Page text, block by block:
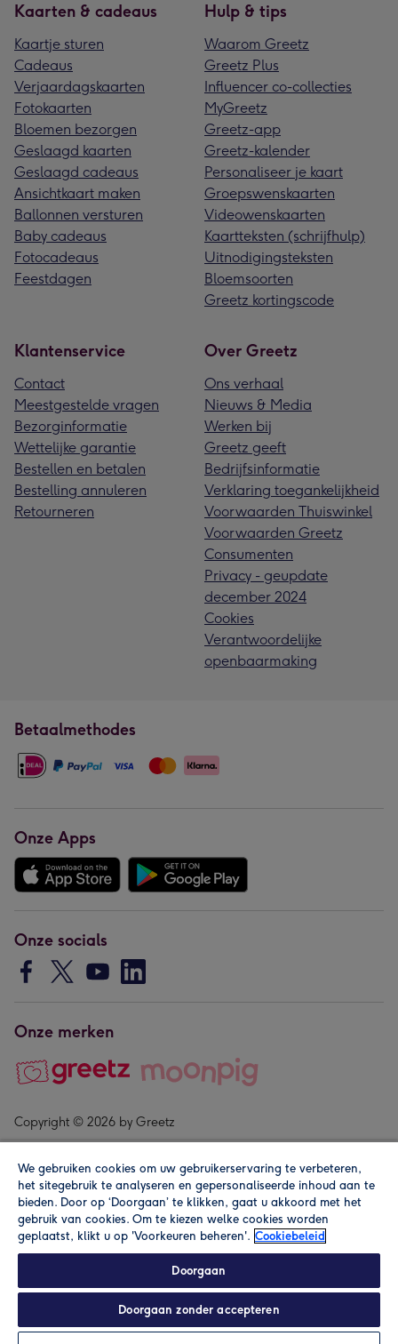
Personaliseren
Kaarten & cadeaus
Kaartje sturen
Cadeaus
Verjaardagskaarten
Fotokaarten
Bloemen bezorgen
Geslaagd kaarten
Geslaagd cadeaus
Ansichtkaart maken
Ballonnen versturen
Baby cadeaus
Fotocadeaus
Feestdagen
Hulp & tips
Waarom Greetz
Greetz Plus
Influencer co-collecties
MyGreetz
Greetz-app
Greetz-kalender
Personaliseer je kaart
Groepswenskaarten
Videowenskaarten
Kaartteksten (schrijfhulp)
Uitnodigingsteksten
Bloemsoorten
Greetz kortingscode
Klantenservice
Contact
Meestgestelde vragen
Bezorginformatie
Wettelijke garantie
Bestellen en betalen
Bestelling annuleren
Retourneren
Over Greetz
Ons verhaal
Nieuws & Media
Werken bij
Greetz geeft
Bedrijfsinformatie
Verklaring toegankelijkheid
Voorwaarden Thuiswinkel
Voorwaarden Greetz
Consumenten
Privacy - geupdate
december 2024
Cookies
Verantwoordelijke
openbaarmaking
Betaalmethodes
Onze Apps
Onze socials
Onze merken
Copyright © 2026 by Greetz
Alle prijzen zijn inclusief btw en andere heffingen. Lees de
We gebruiken cookies om uw gebruikerservaring te verbeteren,
het sitegebruik te analyseren en gepersonaliseerde inhoud aan te
bieden. Door op ‘Doorgaan’ te klikken, gaat u akkoord met het
gebruik van cookies. Om te kiezen welke cookies worden
geplaatst, klikt u op 'Voorkeuren beheren'. Cookiebeleid
Doorgaan
Doorgaan zonder accepteren